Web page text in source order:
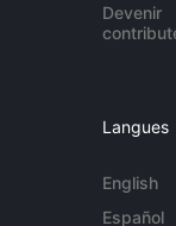
Devenir
Langues
English
Español